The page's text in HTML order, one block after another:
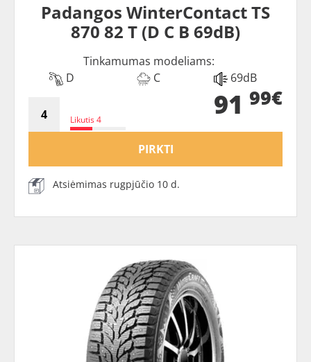
Padangos WinterContact TS
870 82 T (D C B 69dB)
Tinkamumas modeliams:
D
C 69dB
Likutis 4 91 99€
PIRKTI
Atsiėmimas rugpjūčio 10 d.